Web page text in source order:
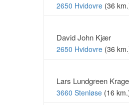
2650 Hvidovre (36
David John Kjær
2650 Hvidovre (36
Lars Lundgreen
3660 Stenløse (16